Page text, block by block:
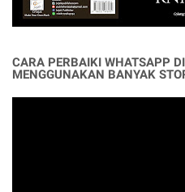
CARA PERBAIKI WHATSAPP
MENGGUNAKAN BANYAK